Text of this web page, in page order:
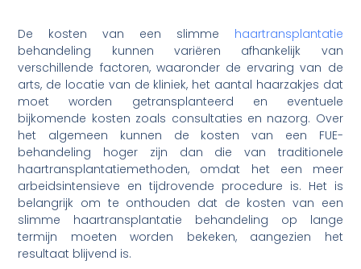
De kosten van een slimme haartransplantatie
behandeling kunnen variëren afhankelijk van
verschillende factoren, waaronder de ervaring van de
arts, de locatie van de kliniek, het aantal haarzakjes dat
moet worden getransplanteerd en eventuele
bijkomende kosten zoals consultaties en nazorg. Over
het algemeen kunnen de kosten van een FUE-
behandeling hoger zijn dan die van traditionele
haartransplantatiemethoden, omdat het een meer
arbeidsintensieve en tijdrovende procedure is. Het is
belangrijk om te onthouden dat de kosten van een
slimme haartransplantatie behandeling op lange
termijn moeten worden bekeken, aangezien het
resultaat blijvend is.